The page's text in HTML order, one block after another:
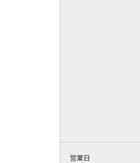
営業日